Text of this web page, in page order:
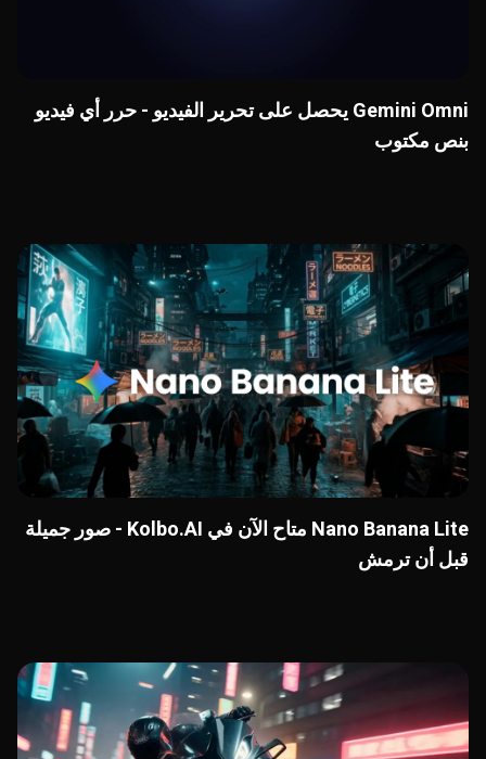
Gemini Omni يحصل على تحرير الفيديو - حرر أي فيديو
بنص مكتوب
Nano Banana Lite متاح الآن في Kolbo.AI - صور جميلة
قبل أن ترمش